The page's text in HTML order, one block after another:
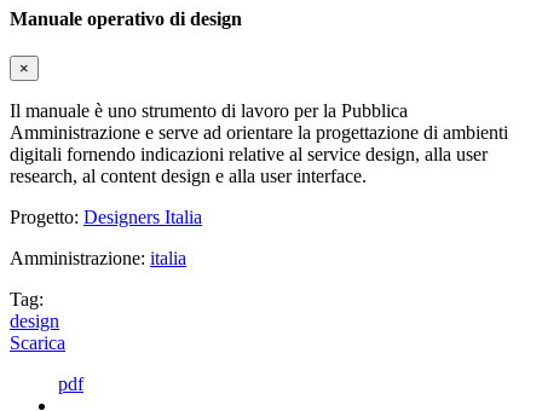
Manuale operativo di design
×
Il manuale è uno strumento di lavoro per la Pubblica
Amministrazione e serve ad orientare la progettazione di ambienti
digitali fornendo indicazioni relative al service design, alla user
research, al content design e alla user interface.
Progetto: Designers Italia
Amministrazione: italia
Tag:
design
Scarica
pdf